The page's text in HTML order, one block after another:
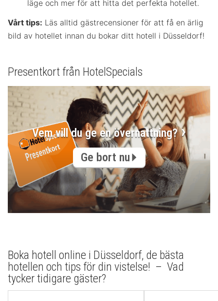
läge och mer för att hitta det perfekta hotellet.
Vårt tips: Läs alltid gästrecensioner för att få en ärlig
bild av hotellet innan du bokar ditt hotell i Düsseldorf!
Presentkort från HotelSpecials
Vem vill du ge en övernattning?
Ge bort nu
Boka hotell online i Düsseldorf, de bästa
hotellen och tips för din vistelse! – Vad
tycker tidigare gäster?